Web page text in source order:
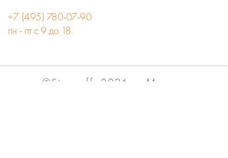
+7 (495) 780-07-90
пн - пт с 9 до 18
©Stormoff, 2026, г. Москва